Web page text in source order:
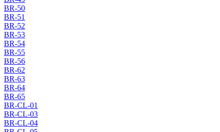
BR-50
BR-51
BR-52
BR-53
BR-54
BR-55
BR-56
BR-62
BR-63
BR-64
BR-65
BR-CL-01
BR-CL-03
BR-CL-04